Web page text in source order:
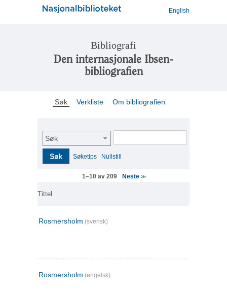
English
Bibliografi
Den internasjonale Ibsen-
bibliografien
Søk Verkliste Om bibliografien
Søk
Søk Søketips Nullstill
1–10 av 209 Neste >>
Tittel
Rosmersholm (svensk)
Rosmersholm (engelsk)